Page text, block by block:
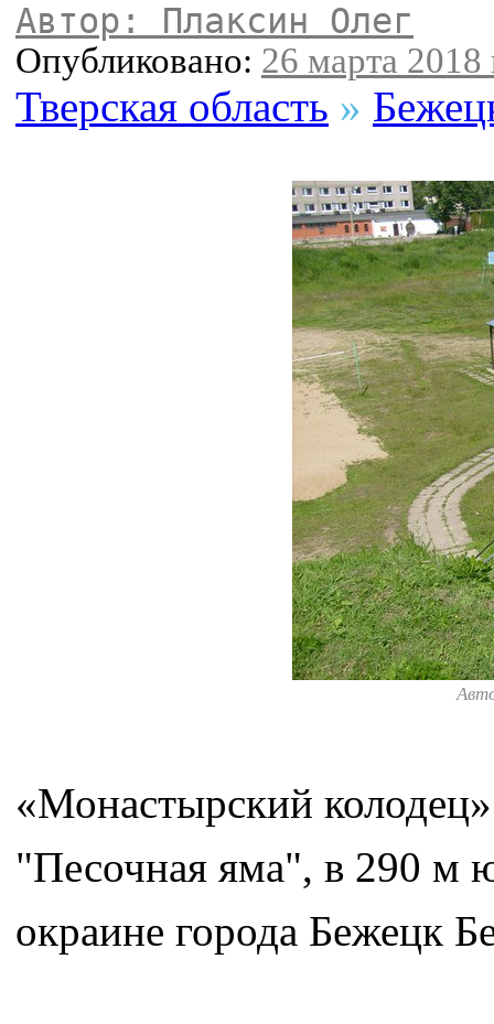
Автор: Плаксин Олег
Опубликовано: 26 марта 2018
Тверская область »
«Монастырский
"Песочная яма", в 290 м
окраине города Бежецк